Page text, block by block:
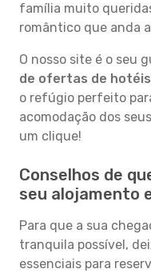
família muito
romântico que anda
O nosso site é o seu
de ofertas de
o refúgio perfeito
acomodação dos
um clique!
Conselhos de
seu alojamento
Para que a sua
tranquila possível,
essenciais para